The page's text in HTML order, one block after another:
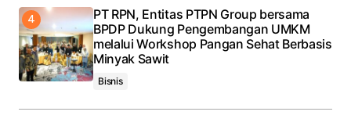
PT RPN, Entitas PTPN Group bersama
BPDP Dukung Pengembangan UMKM
melalui Workshop Pangan Sehat Berbasis
Minyak Sawit
Bisnis